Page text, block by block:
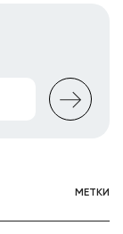
МЕТКИ